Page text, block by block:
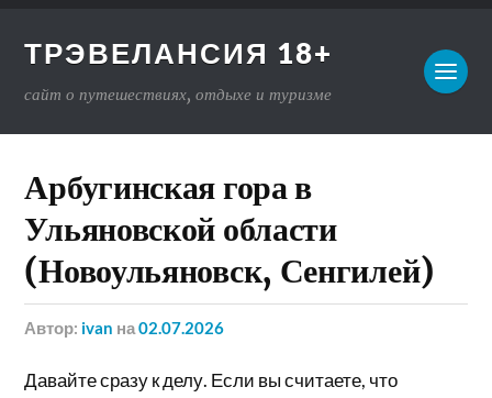
ТРЭВЕЛАНСИЯ 18+
сайт о путешествиях, отдыхе и туризме
Арбугинская гора в
Ульяновской области
(Новоульяновск, Сенгилей)
Автор: ivan на02.07.2026
Давайте сразу к делу. Если вы считаете, что